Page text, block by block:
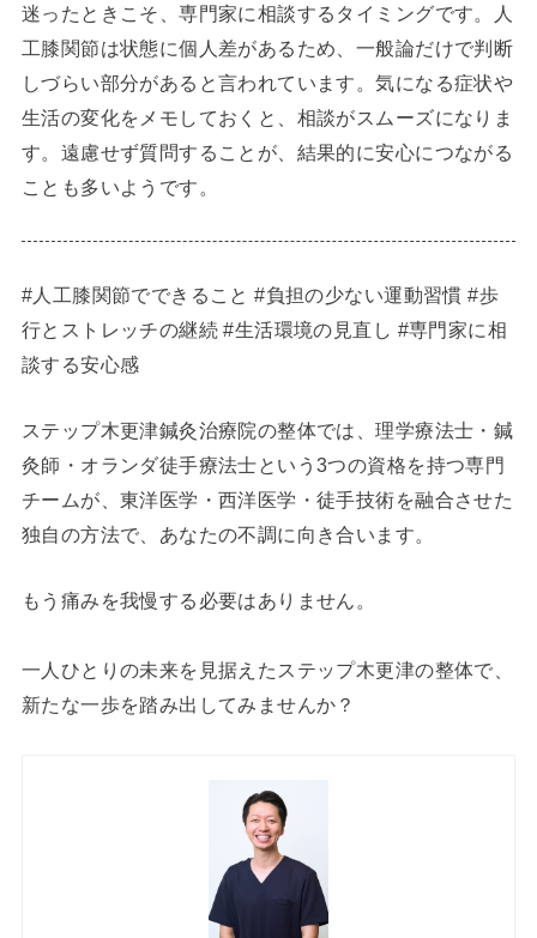
迷ったときこそ、専門家に相談するタイミングです。人
工膝関節は状態に個人差があるため、一般論だけで判断
しづらい部分があると言われています。気になる症状や
生活の変化をメモしておくと、相談がスムーズになりま
す。遠慮せず質問することが、結果的に安心につながる
ことも多いようです。
#人工膝関節でできること #負担の少ない運動習慣 #歩
行とストレッチの継続 #生活環境の見直し #専門家に相
談する安心感
ステップ木更津鍼灸治療院の整体では、理学療法士・鍼
灸師・オランダ徒手療法士という3つの資格を持つ専門
チームが、東洋医学・西洋医学・徒手技術を融合させた
独自の方法で、あなたの不調に向き合います。
もう痛みを我慢する必要はありません。
一人ひとりの未来を見据えたステップ木更津の整体で、
新たな一歩を踏み出してみませんか？